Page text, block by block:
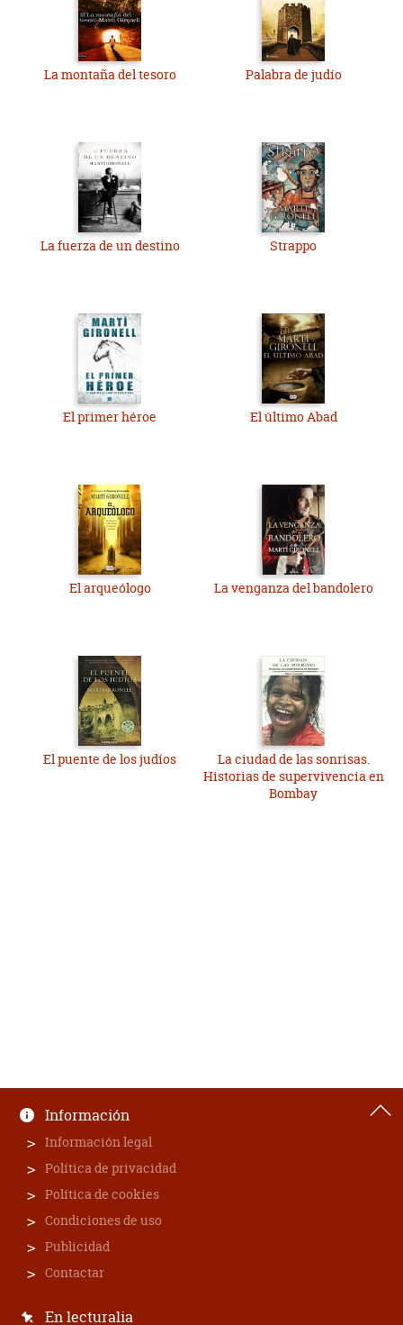
La montaña del tesoro Palabra de judío
La fuerza de un destino Strappo
El primer héroe El último Abad
El arqueólogo La venganza del bandolero
El puente de los judíos
La ciudad de las sonrisas.
Historias de supervivencia en
Bombay
Información
Información legal
Política de privacidad
Política de cookies
Condiciones de uso
Publicidad
Contactar
En lecturalia